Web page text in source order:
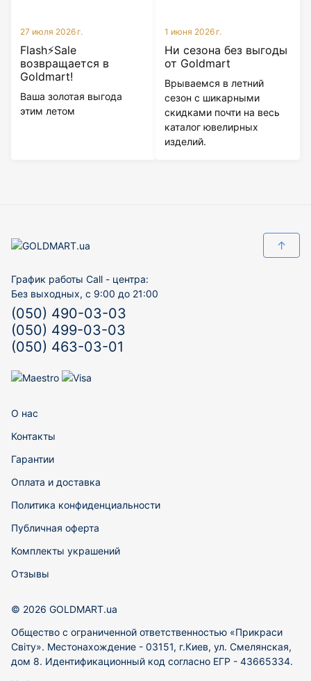
27 июля 2026 г.
Flash⚡Sale
возвращается в
Goldmart!
Ваша золотая выгода
этим летом
1 июня 2026 г.
Ни сезона без выгоды
от Goldmart
Врываемся в летний
сезон с шикарными
скидками почти на весь
каталог ювелирных
изделий.
↑
График работы Call - центра:
Без выходных, с 9:00 до 21:00
(050) 490-03-03
(050) 499-03-03
(050) 463-03-01
О нас
Контакты
Гарантии
Оплата и доставка
Политика конфиденциальности
Публичная оферта
Комплекты украшений
Отзывы
© 2026 GOLDMART.ua
Общество с ограниченной ответственностью «Прикраси
Світу». Местонахождение - 03151, г.Киев, ул. Смелянская,
дом 8. Идентификационный код согласно ЕГР - 43665334.